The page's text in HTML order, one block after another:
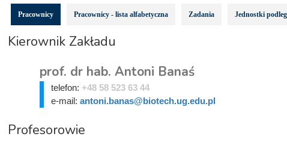
Pracownicy Pracownicy - lista alfabetyczna Zadania Jednostki
Kierownik Zakładu
prof. dr hab. Antoni Banaś
telefon: +48 58 523 63 44
e-mail: antoni.banas@biotech.ug.edu.pl
Profesorowie